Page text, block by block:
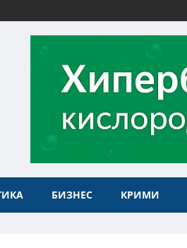
БИЗНЕС КРИМИ